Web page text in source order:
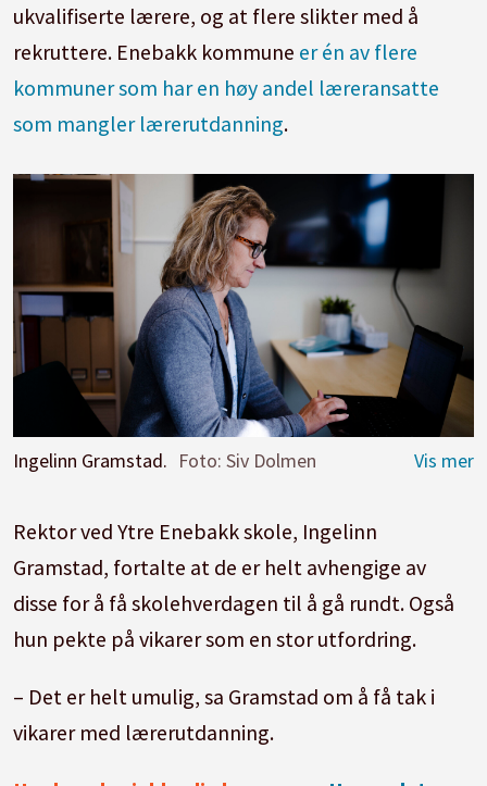
ukvalifiserte lærere, og at flere slikter med å
rekruttere. Enebakk kommune er én av flere
kommuner som har en høy andel læreransatte
som mangler lærerutdanning.
Ingelinn Gramstad. Foto: Siv Dolmen
Rektor ved Ytre Enebakk skole, Ingelinn
Gramstad, fortalte at de er helt avhengige av
disse for å få skolehverdagen til å gå rundt. Også
hun pekte på vikarer som en stor utfordring.
– Det er helt umulig, sa Gramstad om å få tak i
vikarer med lærerutdanning.